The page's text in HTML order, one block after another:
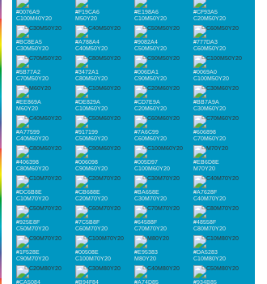
#0076A9
C100M40Y20
#F19CA6
M50Y20
#E198A6
C10M50Y20
#CF93A5
C20M50Y20
#BC8EA5
C30M50Y20
#A788A4
C40M50Y20
#9082A4
C50M50Y20
#777DA3
C60M50Y20
#5B77A2
C70M50Y20
#3472A1
C80M50Y20
#006DA1
C90M50Y20
#0069A0
C100M50Y20
#EE869A
M60Y20
#DE829A
C10M60Y20
#CD7E9A
C20M60Y20
#BB7A9A
C30M60Y20
#A77599
C40M60Y20
#917199
C50M60Y20
#7A6C99
C60M60Y20
#606898
C70M60Y20
#406398
C80M60Y20
#006098
C90M60Y20
#005D97
C100M60Y20
#EB6D8E
M70Y20
#DC6B8E
C10M70Y20
#CB688E
C20M70Y20
#BA658E
C30M70Y20
#A7628F
C40M70Y20
#925E8F
C50M70Y20
#7C5B8F
C60M70Y20
#64588F
C70M70Y20
#48558F
C80M70Y20
#1F528E
C90M70Y20
#00508E
C100M70Y20
#E95383
M80Y20
#DA5283
C10M80Y20
#CA5084
#B94F84
#A74D85
#934B85